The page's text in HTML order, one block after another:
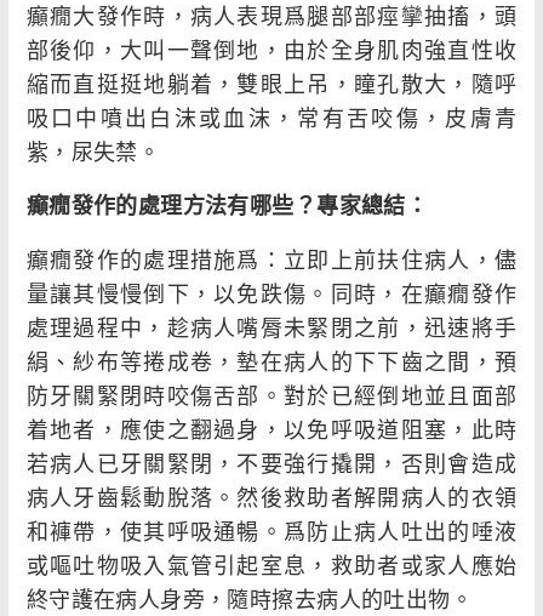
癲癇大發作時，病人表現爲腿部部痙攣抽搐，頭
部後仰，大叫一聲倒地，由於全身肌肉強直性收
縮而直挺挺地躺着，雙眼上吊，瞳孔散大，隨呼
吸口中噴出白沫或血沫，常有舌咬傷，皮膚青
紫，尿失禁。
癲癇發作的處理方法有哪些？專家總結：
癲癇發作的處理措施爲：立即上前扶住病人，儘
量讓其慢慢倒下，以免跌傷。同時，在癲癇發作
處理過程中，趁病人嘴脣未緊閉之前，迅速將手
絹、紗布等捲成卷，墊在病人的下下齒之間，預
防牙關緊閉時咬傷舌部。對於已經倒地並且面部
着地者，應使之翻過身，以免呼吸道阻塞，此時
若病人已牙關緊閉，不要強行撬開，否則會造成
病人牙齒鬆動脫落。然後救助者解開病人的衣領
和褲帶，使其呼吸通暢。爲防止病人吐出的唾液
或嘔吐物吸入氣管引起室息，救助者或家人應始
終守護在病人身旁，隨時擦去病人的吐出物。